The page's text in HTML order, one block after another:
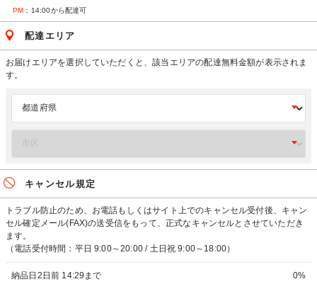
PM ：14:00から配達可
配達エリア
お届けエリアを選択していただくと、該当エリアの配達無料金額が表示されま
す。
キャンセル規定
トラブル防止のため、お電話もしくはサイト上でのキャンセル受付後、キャン
セル確定メール(FAX)の送受信をもって、正式なキャンセルとさせていただき
ます。
（電話受付時間：平日 9:00～20:00 / 土日祝 9:00～18:00）
納品日2日前 14:29まで 0%